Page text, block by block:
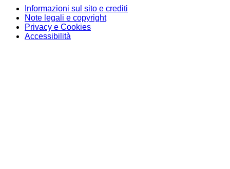
Informazioni sul sito e crediti
Note legali e copyright
Privacy e Cookies
Accessibilità